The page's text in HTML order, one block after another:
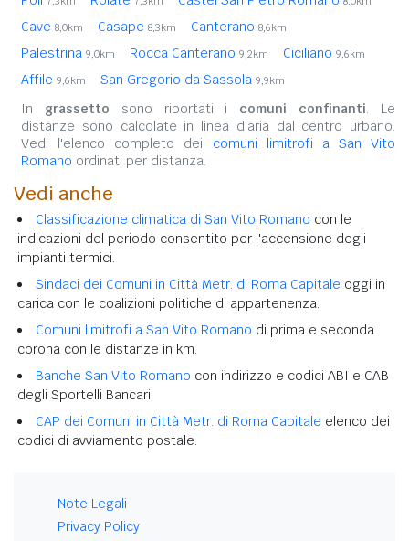
Cave 8,0km Casape 8,3km Canterano 8,6km
Palestrina 9,0km Rocca Canterano 9,2km Ciciliano 9,6km
Affile 9,6km San Gregorio da Sassola 9,9km
In grassetto sono riportati i comuni confinanti. Le
distanze sono calcolate in linea d'aria dal centro urbano.
Vedi l'elenco completo dei comuni limitrofi a San Vito
Romano ordinati per distanza.
Vedi anche
Classificazione climatica di San Vito Romano con le
indicazioni del periodo consentito per l'accensione degli
impianti termici.
Sindaci dei Comuni in Città Metr. di Roma Capitale oggi in
carica con le coalizioni politiche di appartenenza.
Comuni limitrofi a San Vito Romano di prima e seconda
corona con le distanze in km.
Banche San Vito Romano con indirizzo e codici ABI e CAB
degli Sportelli Bancari.
CAP dei Comuni in Città Metr. di Roma Capitale elenco dei
codici di avviamento postale.
Note Legali
Privacy Policy